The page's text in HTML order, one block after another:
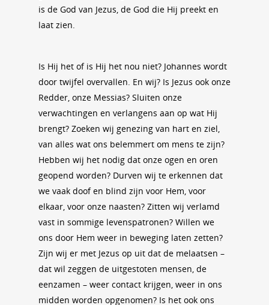
is de God van Jezus, de God die Hij preekt en
laat zien.
Is Hij het of is Hij het nou niet? Johannes wordt
door twijfel overvallen. En wij? Is Jezus ook onze
Redder, onze Messias? Sluiten onze
verwachtingen en verlangens aan op wat Hij
brengt? Zoeken wij genezing van hart en ziel,
van alles wat ons belemmert om mens te zijn?
Hebben wij het nodig dat onze ogen en oren
geopend worden? Durven wij te erkennen dat
we vaak doof en blind zijn voor Hem, voor
elkaar, voor onze naasten? Zitten wij verlamd
vast in sommige levenspatronen? Willen we
ons door Hem weer in beweging laten zetten?
Zijn wij er met Jezus op uit dat de melaatsen –
dat wil zeggen de uitgestoten mensen, de
eenzamen – weer contact krijgen, weer in ons
midden worden opgenomen? Is het ook ons